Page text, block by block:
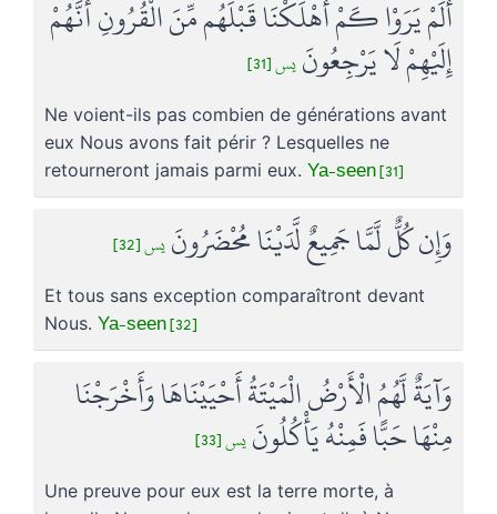
أَلَمْ يَرَوْا كَمْ أَهْلَكْنَا قَبْلَهُم مِّنَ الْقُرُونِ أَنَّهُمْ
إِلَيْهِمْ لَا يَرْجِعُونَ يس [31]
Ne voient-ils pas combien de générations avant
eux Nous avons fait périr ? Lesquelles ne
retourneront jamais parmi eux. Ya-seen [31]
وَإِن كُلٌّ لَّمَّا جَمِيعٌ لَّدَيْنَا مُحْضَرُونَ يس [32]
Et tous sans exception comparaîtront devant
Nous. Ya-seen [32]
وَآيَةٌ لَّهُمُ الْأَرْضُ الْمَيْتَةُ أَحْيَيْنَاهَا وَأَخْرَجْنَا
مِنْهَا حَبًّا فَمِنْهُ يَأْكُلُونَ يس [33]
Une preuve pour eux est la terre morte, à